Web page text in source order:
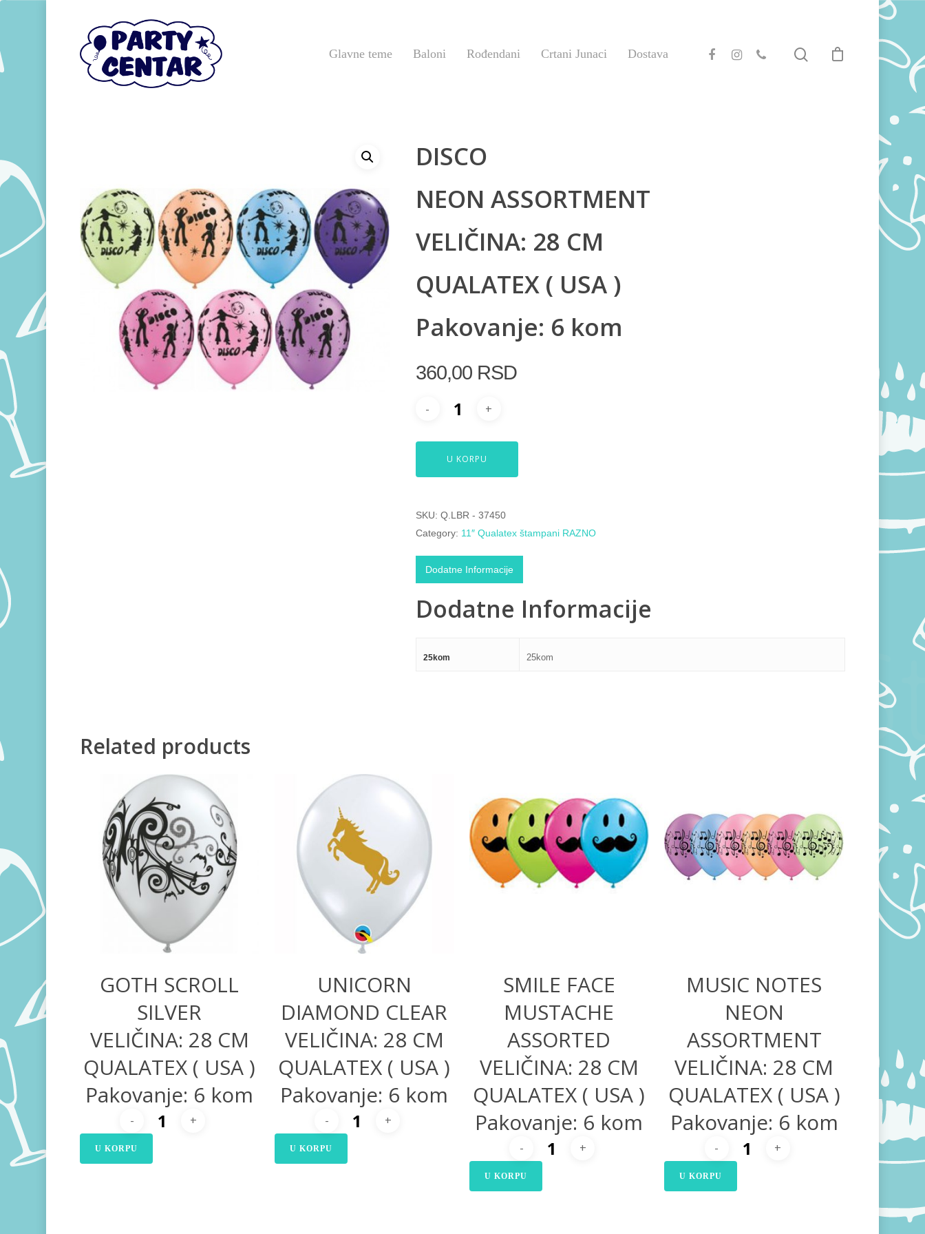
Hit enter to search or ESC to close
Glavne teme Baloni Rođendani Crtani Junaci Dostava
DISCO
NEON ASSORTMENT
VELIČINA: 28 CM
QUALATEX ( USA )
Pakovanje: 6 kom
360,00 RSD
U KORPU
SKU: Q.LBR - 37450
Category: 11″ Qualatex štampani RAZNO
Dodatne Informacije
Dodatne Informacije
25kom 25kom
Related products
360,00RSD
GOTH SCROLL
SILVER
VELIČINA: 28 CM
QUALATEX ( USA )
Pakovanje: 6 kom
U KORPU
360,00RSD
UNICORN
DIAMOND CLEAR
VELIČINA: 28 CM
QUALATEX ( USA )
Pakovanje: 6 kom
U KORPU
360,00RSD
SMILE FACE
MUSTACHE
ASSORTED
VELIČINA: 28 CM
QUALATEX ( USA )
Pakovanje: 6 kom
U KORPU
360,00RSD
MUSIC NOTES
NEON
ASSORTMENT
VELIČINA: 28 CM
QUALATEX ( USA )
Pakovanje: 6 kom
U KORPU